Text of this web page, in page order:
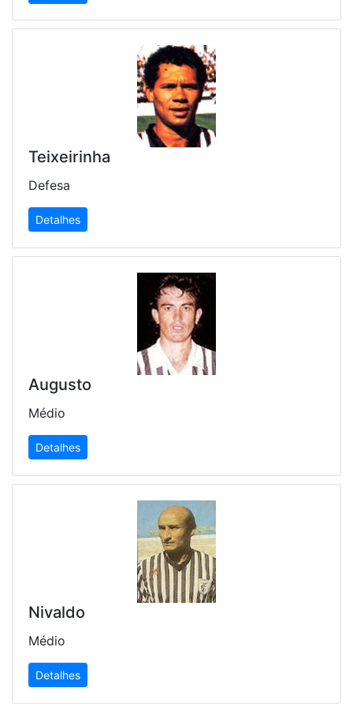
Teixeirinha
Defesa
Detalhes
Augusto
Médio
Detalhes
Nivaldo
Médio
Detalhes